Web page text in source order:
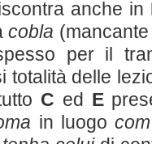
anche in
cobla
per il
totalità delle
C ed E
in luogo